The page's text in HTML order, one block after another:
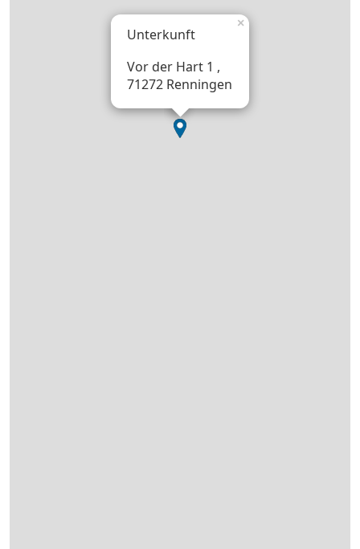
Unterkunft
Vor der Hart 1 ,
71272 Renningen
×